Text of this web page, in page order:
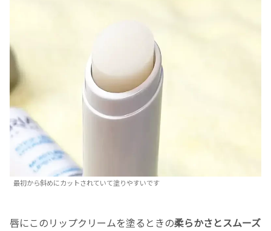
最初から斜めにカットされていて塗りやすいです
唇にこのリップクリームを塗るときの柔らかさとスムーズ